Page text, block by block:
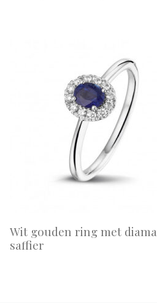
Wit gouden ring met
saffier